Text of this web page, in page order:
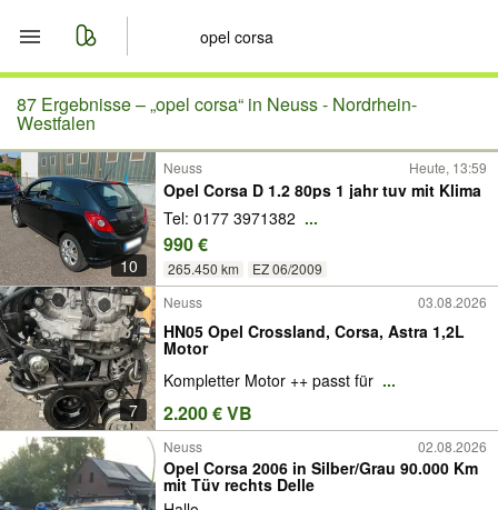
Start
Merkliste
Nachrichten
Anzeige aufgeben
87 Ergebnisse –„opel corsa“ in Neuss - Nordrhein-
Westfalen
10
Neuss Heute, 13:59
Opel Corsa D 1.2 80ps 1 jahr tuv mit Klima
Tel: 0177 3971382 ...
990 €
265.450 km EZ 06/2009
7
Neuss 03.08.2026
HN05 Opel Crossland, Corsa, Astra 1,2L
Motor
Kompletter Motor ++ passt für ...
2.200 € VB
Neuss 02.08.2026
Opel Corsa 2006 in Silber/Grau 90.000 Km
mit Tüv rechts Delle